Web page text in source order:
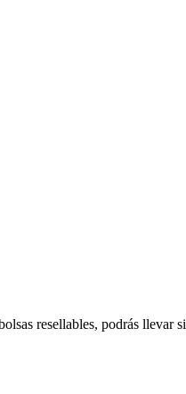
resellables, podrás llevar